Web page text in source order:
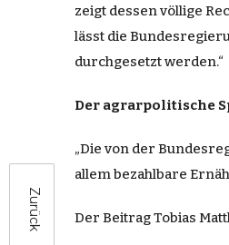
Zurück
zeigt dessen völlige
lässt die
durchgesetzt werden.“
Der agrarpolitische
„Die von der
allem bezahlbare
Der BeitragTobias